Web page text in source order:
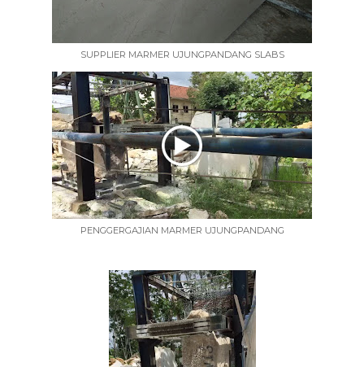
SUPPLIER MARMER UJUNGPANDANG SLABS
PENGGERGAJIAN MARMER UJUNGPANDANG